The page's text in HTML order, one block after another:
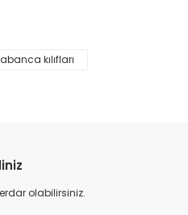
kılıfları
olabilirsiniz.